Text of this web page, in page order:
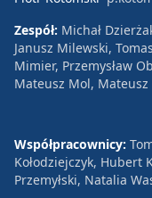
Zespół: Michał
Janusz Milewski,
Mimier, Przemysław
Mateusz Mol, Mateusz
Współpracownicy:
Kołodziejczyk, Hubert
Przemyłski, Natalia